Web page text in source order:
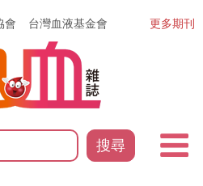
會 台灣血液基金會
搜尋
更多期刊